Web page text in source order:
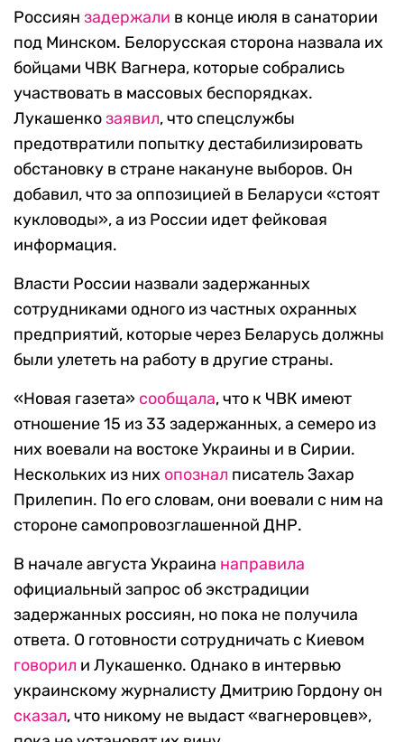
Россиян задержали в конце июля в санатории
под Минском. Белорусская сторона назвала их
бойцами ЧВК Вагнера, которые собрались
участвовать в массовых беспорядках.
Лукашенкозаявил, что спецслужбы
предотвратили попытку дестабилизировать
обстановку в стране накануне выборов. Он
добавил, что за оппозицией в Беларуси «стоят
кукловоды», а из России идет фейковая
информация.
Власти России назвали задержанных
сотрудниками одного из частных охранных
предприятий, которые через Беларусь должны
были улететь на работу в другие страны.
«Новая газета» сообщала, что к ЧВК имеют
отношение 15 из 33 задержанных, а семеро из
них воевали на востоке Украины и в Сирии.
Нескольких из них опознал писатель Захар
Прилепин. По его словам, они воевали с ним на
стороне самопровозглашенной ДНР.
В начале августа Украина направила
официальный запрос об экстрадиции
задержанных россиян, но пока не получила
ответа. О готовности сотрудничать с Киевом
говорил и Лукашенко. Однако в интервью
украинскому журналисту Дмитрию Гордону он
сказал, что никому не выдаст «вагнеровцев»,